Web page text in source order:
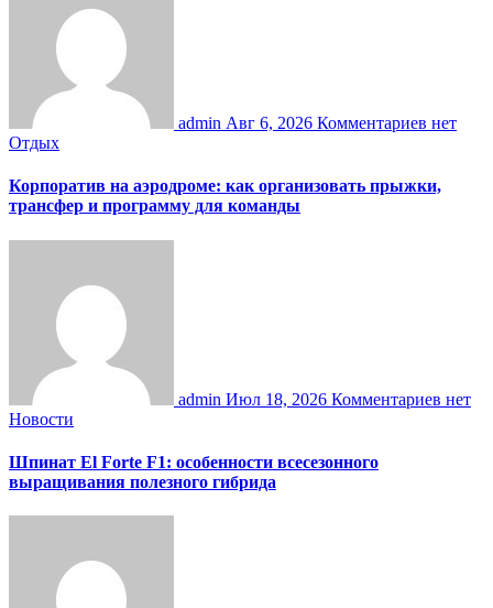
admin Авг 6, 2026 Комментариев нет
Отдых
Корпоратив на аэродроме: как организовать прыжки,
трансфер и программу для команды
admin Июл 18, 2026 Комментариев нет
Новости
Шпинат El Forte F1: особенности всесезонного
выращивания полезного гибрида